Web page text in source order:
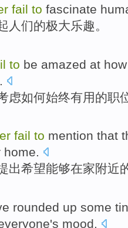
fail to fascinate
人们的极大乐趣。
to be amazed at how
虑如何始终有用的职
fail to mention that
home.
出希望能够在家附近
rounded up some
's mood.